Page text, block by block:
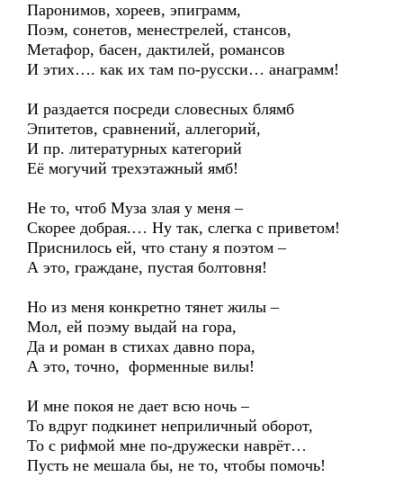
Паронимов, хореев, эпиграмм,
Поэм, сонетов, менестрелей, стансов,
Метафор, басен, дактилей, романсов
И этих…. как их там по-русски… анаграмм!
И раздается посреди словесных блямб
Эпитетов, сравнений, аллегорий,
И пр. литературных категорий
Её могучий трехэтажный ямб!
Не то, чтоб Муза злая у меня –
Скорее добрая.… Ну так, слегка с приветом!
Приснилось ей, что стану я поэтом –
А это, граждане, пустая болтовня!
Но из меня конкретно тянет жилы –
Мол, ей поэму выдай на гора,
Да и роман в стихах давно пора,
А это, точно, форменные вилы!
И мне покоя не дает всю ночь –
То вдруг подкинет неприличный оборот,
То с рифмой мне по-дружески наврёт…
Пусть не мешала бы, не то, чтобы помочь!